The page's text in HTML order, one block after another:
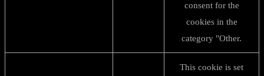
consent for the
cookies in the
category "Other.
This cookie is set